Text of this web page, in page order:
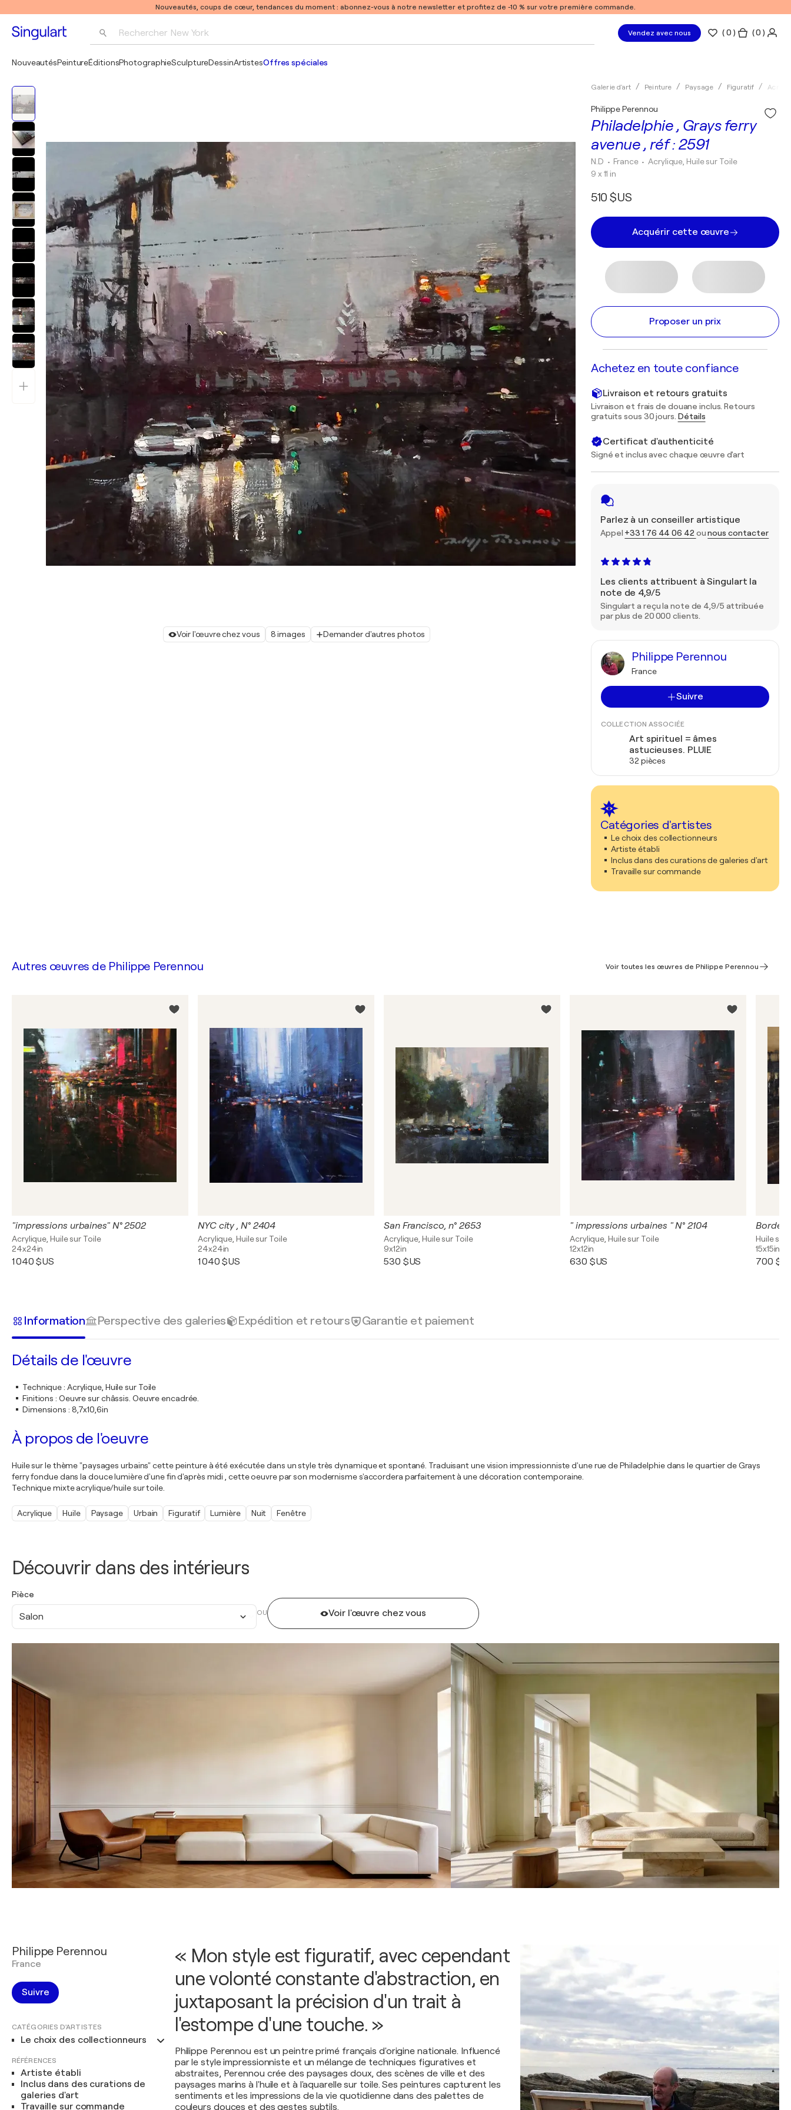
Nouveautés, coups de cœur, tendances du moment : abonnez-vous à notre newsletter et profitez de -10 % sur votre première commande.
Rechercher New York Vendez avec nous (0 ) ( 0 )
NouveautésPeintureÉditionsPhotographieSculptureDessinArtistesOffres spéciales
Voir l'œuvre chez vous 8 images Demander d'autres photos
Galerie d'art Peinture Paysage Figuratif
Philadelphie , Grays ferry
avenue , réf : 2591
Philippe Perennou
N.D • France •Acrylique, Huile sur Toile
9 x 11 in
510 $US
Acquérir cette œuvre
Proposer un prix
Achetez en toute confiance
Livraison et retours gratuits
Livraison et frais de douane inclus. Retours
gratuits sous 30 jours. Détails
Certificat d'authenticité
Signé et inclus avec chaque œuvre d'art
Parlez à un conseiller artistique
Appel +33 1 76 44 06 42 ounous contacter
Les clients attribuent à Singulart la
note de 4,9/5
Singulart a reçu la note de 4,9/5 attribuée
par plus de 20 000 clients.
Philippe Perennou
France
Suivre
COLLECTION ASSOCIÉE
Art spirituel = âmes
astucieuses. PLUIE
32 pièces
Catégories d'artistes
Le choix des collectionneurs
Artiste établi
Inclus dans des curations de galeries d'art
Travaille sur commande
Découvrir dans des intérieurs
Pièce
Salon OU Voir l'œuvre chez vous
Autres œuvres de Philippe Perennou Voir toutes les œuvres de Philippe Perennou
"impressions urbaines" N° 2502
Acrylique, Huile sur Toile
24x24in
1 040 $US
NYC city , N° 2404
Acrylique, Huile sur Toile
24x24in
1 040 $US
San Francisco, n° 2653
Acrylique, Huile sur Toile
9x12in
530 $US
" impressions urbaines " N° 2104
Acrylique, Huile sur Toile
12x12in
630 $US
Huile sur
15x15in
700
Information Perspective des galeries Expédition et retours Garantie et paiement
Détails de l'œuvre
Technique: Acrylique, Huile sur Toile
Finitions : Oeuvre sur châssis. Oeuvre encadrée.
Dimensions : 8,7x10,6in
À propos de l'oeuvre
Huile sur le thème "paysages urbains" cette peinture à été exécutée dans un style très dynamique et spontané. Traduisant une vision impressionniste d'une rue de Philadelphie dans le quartier de Grays
ferry fondue dans la douce lumière d'une fin d'après midi , cette oeuvre par son modernisme s'accordera parfaitement à une décoration contemporaine.
Technique mixte acrylique/huile sur toile.
Acrylique Huile Paysage Urbain Figuratif Lumière Nuit Fenêtre
Philippe Perennou
France
Suivre
CATÉGORIES D'ARTISTES
Le choix des collectionneurs
RÉFÉRENCES
Artiste établi
Inclus dans des curations de
galeries d'art
Travaille sur commande
« Mon style est figuratif, avec cependant
une volonté constante d'abstraction, en
juxtaposant la précision d'un trait à
l'estompe d'une touche. »
Philippe Perennou est un peintre primé français d'origine nationale. Influencé
par le style impressionniste et un mélange de techniques figuratives et
abstraites, Perennou crée des paysages doux, des scènes de ville et des
paysages marins à l'huile et à l'aquarelle sur toile. Ses peintures capturent les
sentiments et les impressions de la vie quotidienne dans des palettes de
couleurs douces et des gestes subtils.